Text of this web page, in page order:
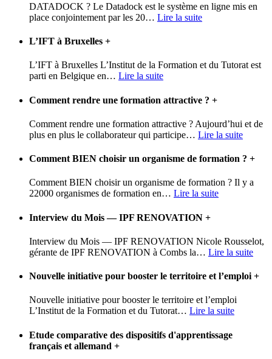
DATADOCK ? Le Datadock est le système en ligne mis en
place conjointement par les 20… Lire la suite
L’IFT à Bruxelles +
L’IFT à Bruxelles L’Institut de la Formation et du Tutorat est
parti en Belgique en… Lire la suite
Comment rendre une formation attractive ? +
Comment rendre une formation attractive ? Aujourd’hui et de
plus en plus le collaborateur qui participe… Lire la suite
Comment BIEN choisir un organisme de formation ? +
Comment BIEN choisir un organisme de formation ? Il y a
22000 organismes de formation en… Lire la suite
Interview du Mois — IPF RENOVATION +
Interview du Mois — IPF RENOVATION Nicole Rousselot,
gérante de IPF RENOVATION à Combs la… Lire la suite
Nouvelle initiative pour booster le territoire et l’emploi +
Nouvelle initiative pour booster le territoire et l’emploi
L’Institut de la Formation et du Tutorat… Lire la suite
Etude comparative des dispositifs d'apprentissage
français et allemand +